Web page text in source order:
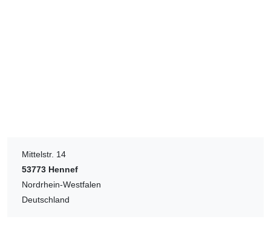
Mittelstr. 14
53773 Hennef
Nordrhein-Westfalen
Deutschland